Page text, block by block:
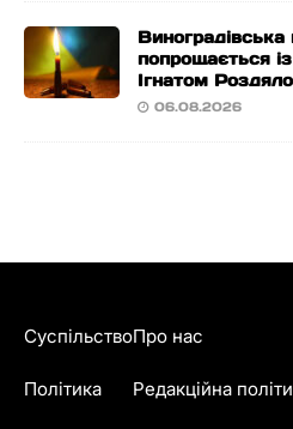
попрощається
Ігнатом
06.08.2026
Суспільство
Політика
Про нас
Редакційна